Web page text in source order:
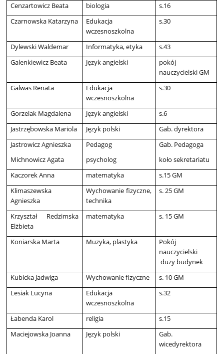
Cenzartowicz Beata biologia
s.16
Czarnowska Katarzyna
Edukacja
wczesnoszkolna
s.30
Dylewski Waldemar Informatyka, etyka
s.43
Galenkiewicz Beata
Język angielski
pokój
nauczycielski GM
Galwas Renata
Edukacja
wczesnoszkolna
s.30
Gorzelak Magdalena Język angielski
s.6
Jastrzębowska Mariola
Język polski
Gab. dyrektora
Jastrowicz Agnieszka
Michnowicz Agata
Pedagog
psycholog
Gab. Pedagoga
koło sekretariatu
Kaczorek Anna
matematyka
s.15 GM
Klimaszewska
Agnieszka
Wychowanie fizyczne,
technika
s. 25 GM
Krzyształ Redzimska
Elżbieta
matematyka s. 15 GM
Koniarska Marta Muzyka, plastyka
Pokój
nauczycielski
duży budynek
Kubicka Jadwiga
Wychowanie fizyczne
s. 10 GM
Lesiak Lucyna
Edukacja
wczesnoszkolna
s.32
Łabenda Karol religia
s.15
Maciejowska Joanna
Język polski
Gab.
wicedyrektora